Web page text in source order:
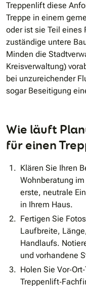
Treppenlift diese
Treppe in einem
oder ist sie Teil eines
zuständige untere
Minden die
Kreisverwaltung)
bei unzureichender
sogar Beseitigung
Wie läuft
für einen
Klären Sie Ihren
Wohnberatung
erste, neutrale
in Ihrem Haus.
Fertigen Sie
Laufbreite,
Handlaufs.
und vorhandene
Holen Sie